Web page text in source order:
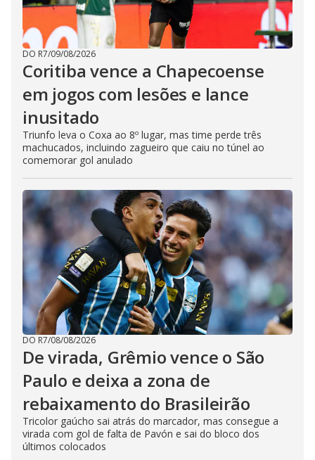
DO R7/09/08/2026
Coritiba vence a Chapecoense
em jogos com lesões e lance
inusitado
Triunfo leva o Coxa ao 8º lugar, mas time perde três
machucados, incluindo zagueiro que caiu no túnel ao
comemorar gol anulado
DO R7/08/08/2026
De virada, Grêmio vence o São
Paulo e deixa a zona de
rebaixamento do Brasileirão
Tricolor gaúcho sai atrás do marcador, mas consegue a
virada com gol de falta de Pavón e sai do bloco dos
últimos colocados